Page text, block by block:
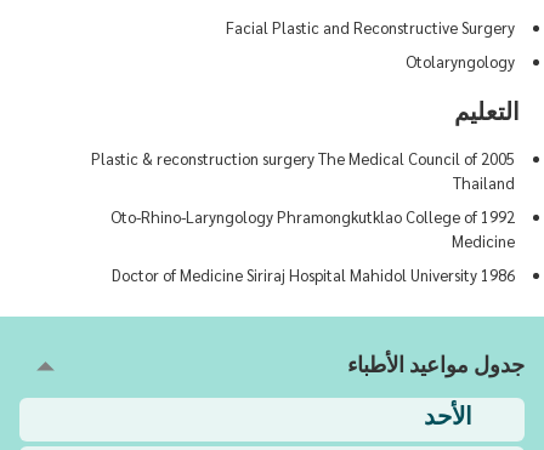
Facial Plastic and Reconstructive Surgery
Otolaryngology
التعليم
2005 Plastic & reconstruction surgery The Medical Council of
Thailand
1992 Oto-Rhino-Laryngology Phramongkutklao College of
Medicine
1986 Doctor of Medicine Siriraj Hospital Mahidol University
جدول مواعيد الأطباء
الأحد